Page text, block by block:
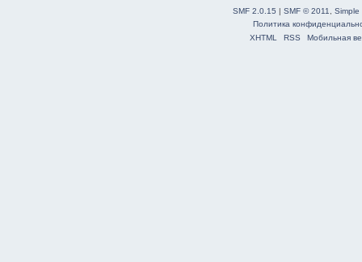
SMF 2.0.15 | SMF © 2011, Simple
Политика
XHTML
RSS Мобильная